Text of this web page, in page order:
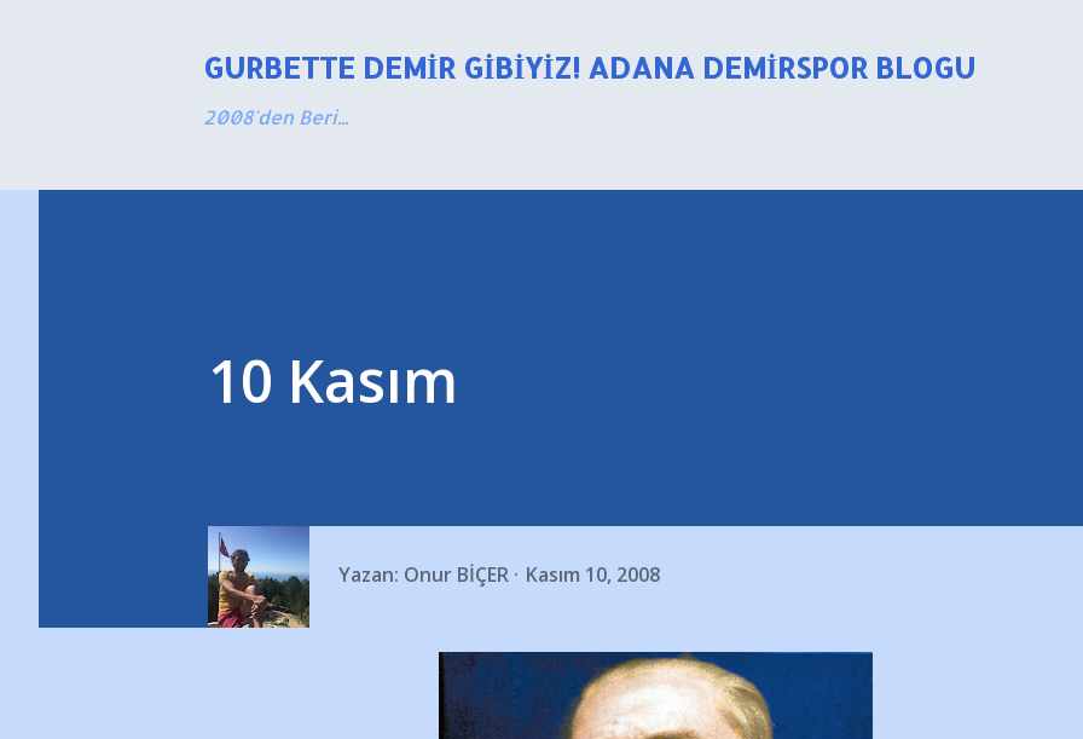
GURBETTE DEMIR GIBIYIZ! ADANA DEMIRSPOR BLOGU
2008'den Beri...
10 Kasım
Yazan: Onur BİÇER Kasım 10, 2008